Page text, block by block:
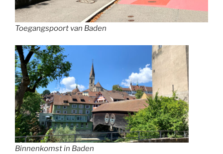
Toegangspoort van Baden
Binnenkomst in Baden